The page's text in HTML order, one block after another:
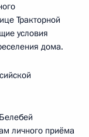
Тракторной
условия
дома.
личного приёма